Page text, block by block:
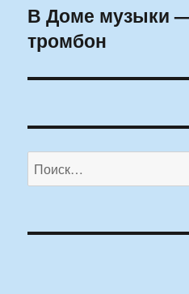
Следующая
запись:
В Доме музыки
тромбон
Искать: